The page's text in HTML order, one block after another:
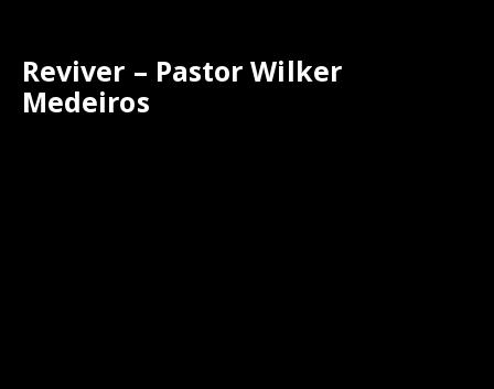
Reviver – Pastor Wilker
Medeiros